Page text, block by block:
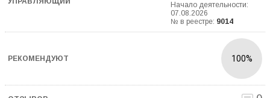
Начало деятельности:
07.08.2026
№ в реестре: 9014
100%